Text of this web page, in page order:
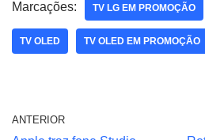
Marcações: TV LG EM PROMOÇÃO
TV OLED TV OLED EM PROMOÇÃO
ANTERIOR